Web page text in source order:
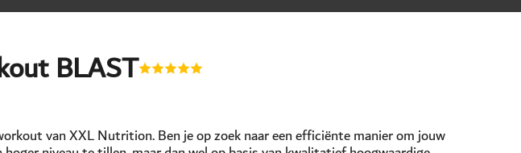
BLAST
van XXL Nutrition. Ben je op zoek naar een efficiënte manier om jouw